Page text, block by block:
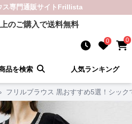
ス専門通販サイト Frillista
のご購入で送料無料
0 0
品を検索 人気ランキング
› フリルブラウス 黒おすすめ5選！シッ